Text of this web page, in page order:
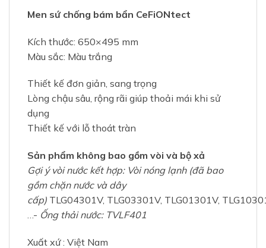
Men sứ chống bám bẩn CeFiONtect
Kích thước: 650×495 mm
Màu sắc: Màu trắng
Thiết kế đơn giản, sang trọng
Lòng chậu sâu, rộng rãi giúp thoải mái khi sử
dụng
Thiết kế với lỗ thoát tràn
Sản phẩm không bao gồm vòi và bộ xả
Gợi ý vòi nước kết hợp: Vòi nóng lạnh (đã bao
gồm chặn nước và dây
cấp) TLG04301V, TLG03301V, TLG01301V,
…- Ống thải nước: TVLF401
Xuất xứ : Việt Nam